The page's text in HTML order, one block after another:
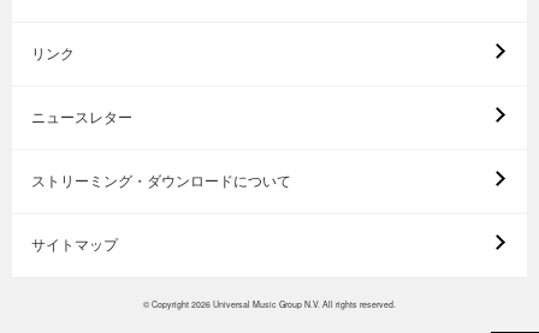
リンク
ニュースレター
ストリーミング・ダウンロードについて
サイトマップ
© Copyright 2026 Universal Music Group N.V. All rights reserved.